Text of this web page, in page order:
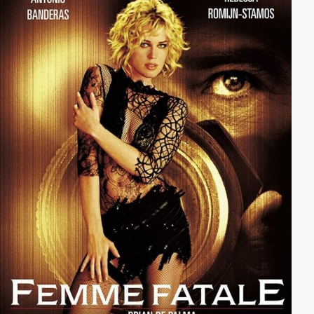
Dieser möchte das Königreich mit aller Macht an sich
reißen und die Prinzessin zu seiner Frau machen. Ein
klassisches Märchen neu erzählt mit den deutschen
Stimmen von Bruce Willis und Wesley Snipes!